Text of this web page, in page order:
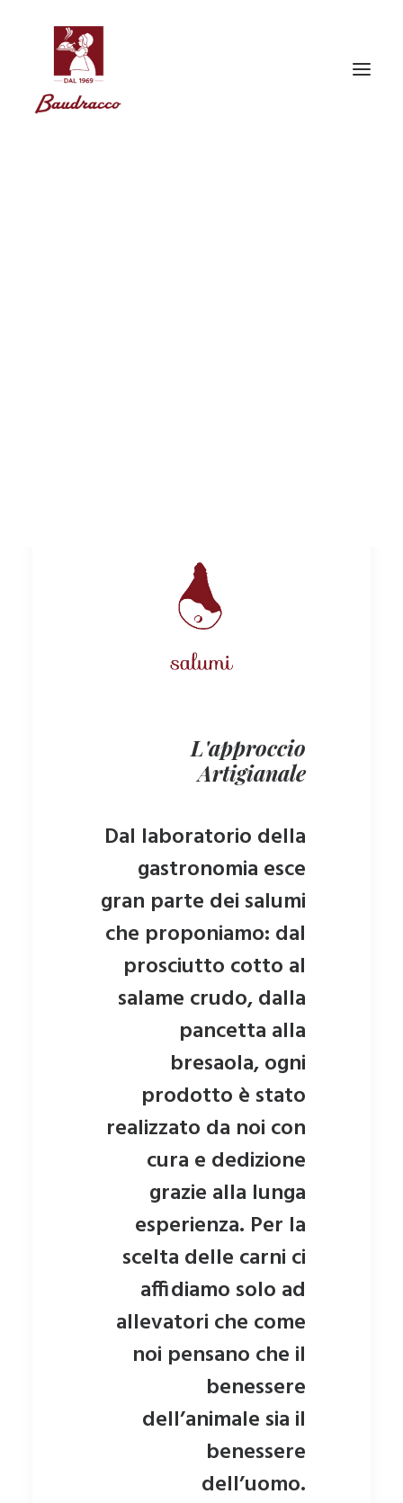
L'approccio
Artigianale
Dal laboratorio della
gastronomia esce
gran parte dei salumi
che proponiamo: dal
prosciutto cotto al
salame crudo, dalla
pancetta alla
bresaola, ogni
prodotto è stato
realizzato da noi con
cura e dedizione
grazie alla lunga
esperienza. Per la
scelta delle carni ci
affidiamo solo ad
allevatori che come
noi pensano che il
benessere
dell’animale sia il
benessere
dell’uomo.